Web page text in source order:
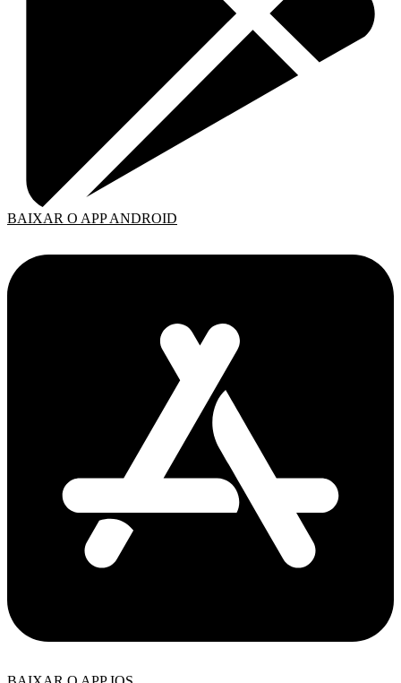
BAIXAR O APP ANDROID